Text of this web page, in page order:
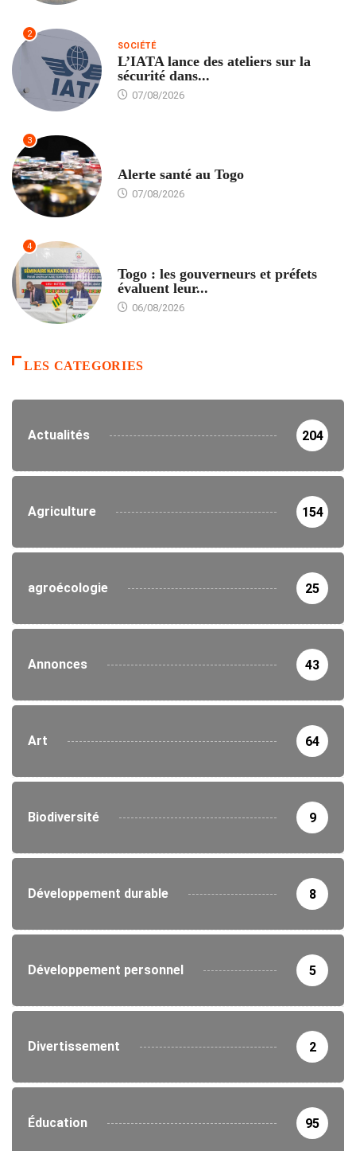
2
SOCIÉTÉ
L’IATA lance des ateliers sur la
sécurité dans...
07/08/2026
3
Alerte santé au Togo
07/08/2026
4
Togo : les gouverneurs et préfets
évaluent leur...
06/08/2026
LES CATEGORIES
Actualités 204
Agriculture 154
agroécologie 25
Annonces 43
Art 64
Biodiversité 9
Développement durable 8
Développement personnel 5
Divertissement 2
Éducation 95